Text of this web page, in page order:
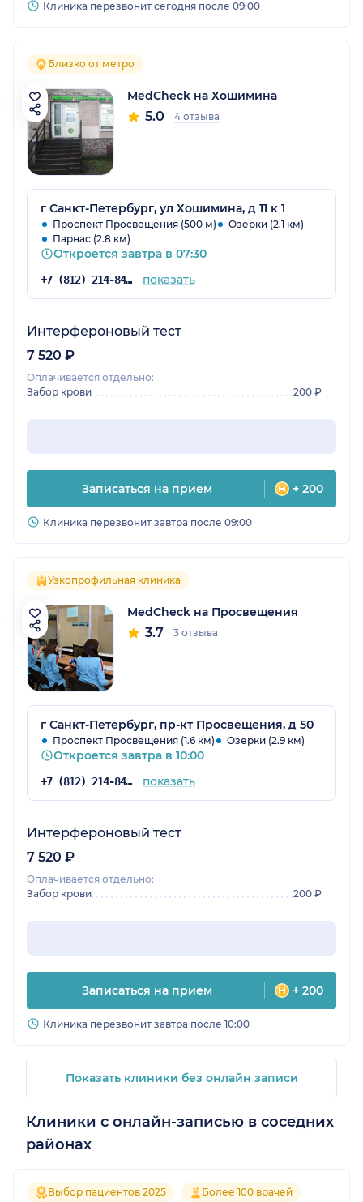
Клиника перезвонит сегодня после 09:00
Близко от метро
MedCheck на Хошимина
5.0 4 отзыва
г Санкт-Петербург, ул Хошимина, д 11 к 1
Проспект Просвещения (500 м)
Озерки (2.1 км)
Парнас (2.8 км)
Откроется завтра в 07:30
+7 (812) 214-84-90 показать
Интерфероновый тест
7 520 ₽
Оплачивается отдельно:
Забор крови
200 ₽
Записаться на прием + 200
Клиника перезвонит завтра после 09:00
Узкопрофильная клиника
MedCheck на Просвещения
3.7 3 отзыва
г Санкт-Петербург, пр-кт Просвещения, д 50
Проспект Просвещения (1.6 км) Озерки (2.9 км)
Откроется завтра в 10:00
+7 (812) 214-84-90 показать
Интерфероновый тест
7 520 ₽
Оплачивается отдельно:
Забор крови
200 ₽
Записаться на прием + 200
Клиника перезвонит завтра после 10:00
Показать клиники без онлайн записи
Клиники с онлайн-записью в соседних
районах
Выбор пациентов 2025 Более 100 врачей